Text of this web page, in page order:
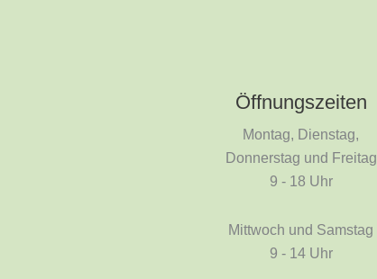
Öffnungszeiten
Montag, Dienstag,
Donnerstag und Freitag
9 - 18 Uhr
Mittwoch und Samstag
9 - 14 Uhr